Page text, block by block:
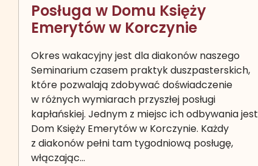
Posługa w Domu Księży
Emerytów w Korczynie
Okres wakacyjny jest dla diakonów naszego
Seminarium czasem praktyk duszpasterskich,
które pozwalają zdobywać doświadczenie
w różnych wymiarach przyszłej posługi
kapłańskiej. Jednym z miejsc ich odbywania jest
Dom Księży Emerytów w Korczynie. Każdy
z diakonów pełni tam tygodniową posługę,
włączając…